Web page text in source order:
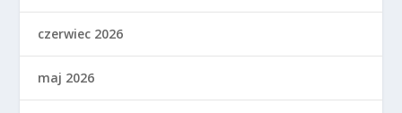
czerwiec 2026
maj 2026